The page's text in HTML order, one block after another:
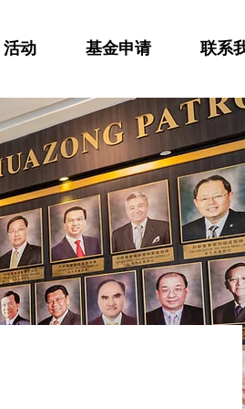
活动 基金申请 联系